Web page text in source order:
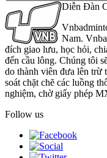
Diễn Đàn
Nam.
đích giao lưu, học hỏi,
đến cầu lông. Chúng tôi
do thành viên đưa lên trừ
soát chặt chẽ các luồng
nghiệm, chờ giấy phép
Follow us